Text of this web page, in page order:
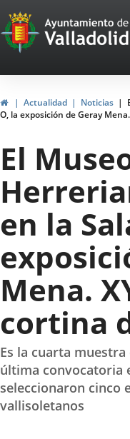
Portal
Web
del
de
Valladolid
InicioActualidad Noticias
O, la exposición de Geray
El
en la
Mena.
cortina
Es la cuarta
última convocatoria
seleccionaron cinco
vallisoletanos